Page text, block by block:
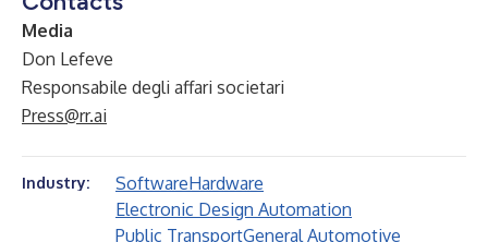
Media
Don Lefeve
Responsabile degli affari societari
Press@rr.ai
Industry: SoftwareHardware
Electronic Design Automation
Public TransportGeneral Automotive